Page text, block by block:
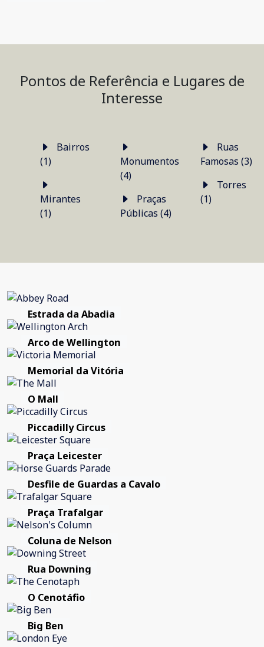
Pontos de Referência e Lugares de
Interesse
(1)
Mirantes
(1)
Monumentos
(4)
Públicas (4)
Famosas (3)
(1)
Estrada da Abadia
Arco de Wellington
Memorial da Vitória
O Mall
Piccadilly Circus
Praça Leicester
Desfile de Guardas a Cavalo
Praça Trafalgar
Coluna de Nelson
Rua Downing
O Cenotáfio
Big Ben